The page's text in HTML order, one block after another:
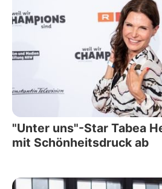
"Unter uns"-Star Tabea
mit Schönheitsdruck ab